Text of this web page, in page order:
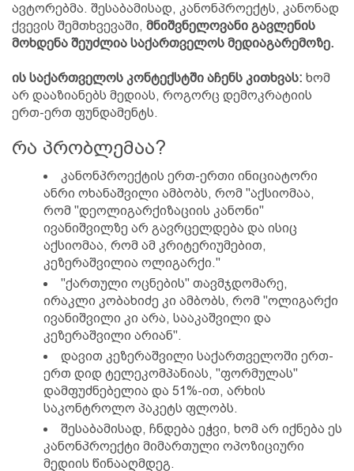
ავტორებმა. შესაბამისად, კანონპროექტს, კანონად
ქვევის შემთხვევაში, მნიშვნელოვანი გავლენის
მოხდენა შეუძლია საქართველოს მედიაგარემოზე.
ის საქართველოს კონტექსტში აჩენს კითხვას: ხომ
არ დააზიანებს მედიას, როგორც დემოკრატიის
ერთ-ერთ ფუნდამენტს.
რა პრობლემაა?
კანონპროექტის ერთ-ერთი ინიციატორი
ანრი ოხანაშვილი ამბობს, რომ "აქსიომაა,
რომ "დეოლიგარქიზაციის კანონი"
ივანიშვილზე არ გავრცელდება და ისიც
აქსიომაა, რომ ამ კრიტერიუმებით,
კეზერაშვილია ოლიგარქი."
"ქართული ოცნების" თავმჯდომარე,
ირაკლი კობახიძე კი ამბობს, რომ "ოლიგარქი
ივანიშვილი კი არა, სააკაშვილი და
კეზერაშვილი არიან".
დავით კეზერაშვილი საქართველოში ერთ-
ერთ დიდ ტელეკომპანიას, "ფორმულას"
დამფუძნებელია და 51%-ით, არხის
საკონტროლო პაკეტს ფლობს.
შესაბამისად, ჩნდება ეჭვი, ხომ არ იქნება ეს
კანონპროექტი მიმართული ოპოზიციური
მედიის წინააღმდეგ.